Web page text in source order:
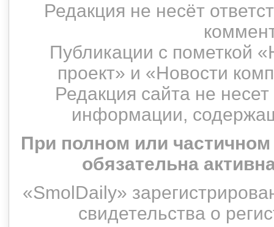
Редакция не несёт
Публикации с пометкой
проект» и «Новости
Редакция сайта не
информации,
При полном или
обязательна
«SmolDaily»
свидетельства о